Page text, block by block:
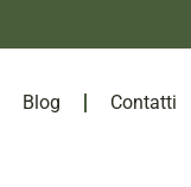
Blog Contatti